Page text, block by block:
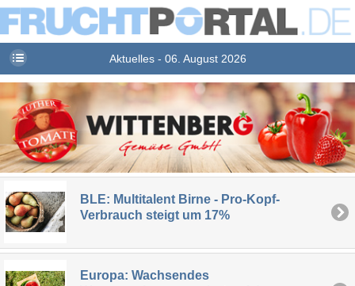
Aktuelles - 06. August 2026
BLE: Multitalent Birne - Pro-Kopf-
Verbrauch steigt um 17%
Europa: Wachsendes